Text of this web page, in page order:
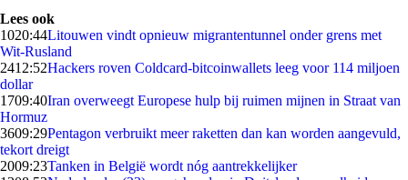
Lees ook
1020:44Litouwen vindt opnieuw migrantentunnel onder grens met
Wit-Rusland
2412:52Hackers roven Coldcard-bitcoinwallets leeg voor 114 miljoen
dollar
1709:40Iran overweegt Europese hulp bij ruimen mijnen in Straat van
Hormuz
3609:29Pentagon verbruikt meer raketten dan kan worden aangevuld,
tekort dreigt
2009:23Tanken in België wordt nóg aantrekkelijker